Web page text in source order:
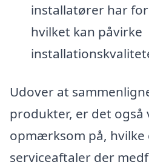
installatører har
hvilket kan påvirke
Udover at
produkter, er det
opmærksom på,
serviceaftaler der